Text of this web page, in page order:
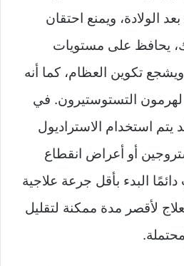
الولادة، ويمنع احتقان
يحافظ على مستويات
تكوين العظام، كما أنه
لهرمون التستوستيرون. في
يتم استخدام الاستراديول
أو أعراض انقطاع
البدء بأقل جرعة علاجية
لأقصر مدة ممكنة لتقليل